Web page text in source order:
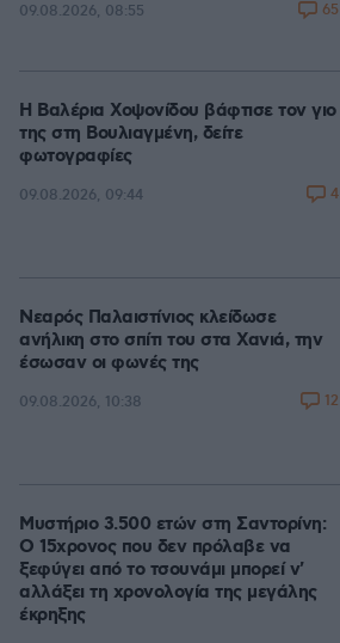
09.08.2026, 08:55 65
Η Βαλέρια Χοψονίδου βάφτισε τον γιο
της στη Βουλιαγμένη, δείτε
φωτογραφίες
09.08.2026, 09:44 4
Νεαρός Παλαιστίνιος κλείδωσε
ανήλικη στο σπίτι του στα Χανιά, την
έσωσαν οι φωνές της
09.08.2026, 10:38 12
Μυστήριο 3.500 ετών στη Σαντορίνη:
Ο 15χρονος που δεν πρόλαβε να
ξεφύγει από το τσουνάμι μπορεί ν'
αλλάξει τη χρονολογία της μεγάλης
έκρηξης